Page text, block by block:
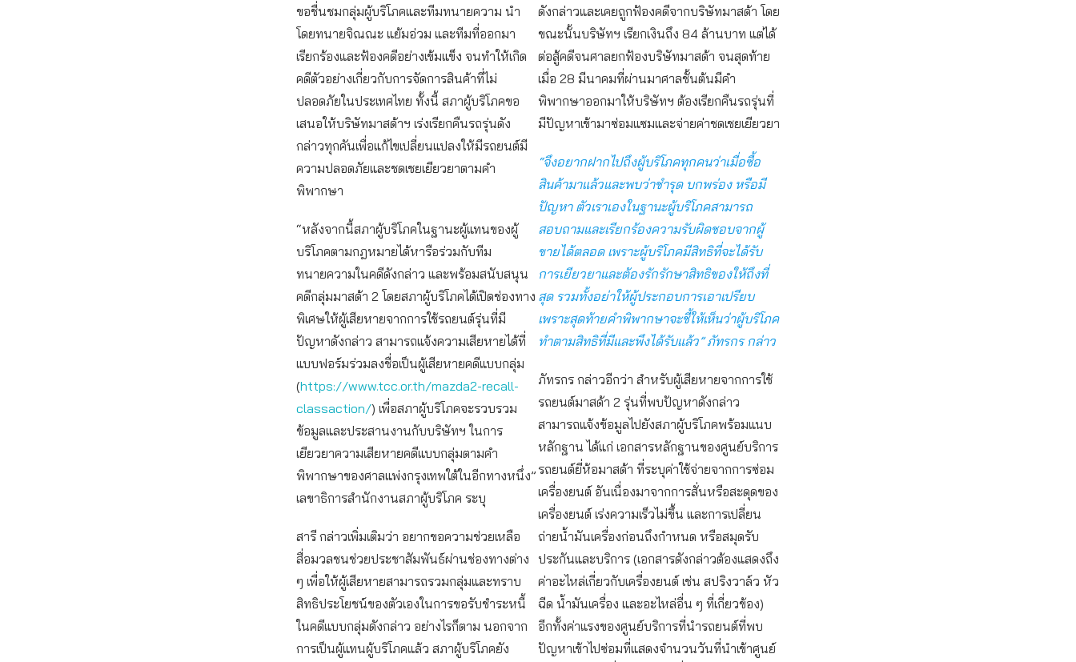
ขอชื่นชมกลุ่มผู้บริโภคและทีมทนายความ นำ
โดยทนายจิณณะ แย้มอ่วม และทีมที่ออกมา
เรียกร้องและฟ้องคดีอย่างเข้มแข็ง จนทำให้เกิด
คดีตัวอย่างเกี่ยวกับการจัดการสินค้าที่ไม่
ปลอดภัยในประเทศไทย ทั้งนี้ สภาผู้บริโภคขอ
เสนอให้บริษัทมาสด้าฯ เร่งเรียกคืนรถรุ่นดัง
กล่าวทุกคันเพื่อแก้ไขเปลี่ยนแปลงให้มีรถยนต์มี
ความปลอดภัยและชดเชยเยียวยาตามคำ
พิพากษา
“หลังจากนี้สภาผู้บริโภคในฐานะผู้แทนของผู้
บริโภคตามกฎหมายได้หารือร่วมกับทีม
ทนายความในคดีดังกล่าว และพร้อมสนับสนุน
คดีกลุ่มมาสด้า 2 โดยสภาผู้บริโภคได้เปิดช่องทาง
พิเศษให้ผู้เสียหายจากการใช้รถยนต์รุ่นที่มี
ปัญหาดังกล่าว สามารถแจ้งความเสียหายได้ที่
แบบฟอร์มร่วมลงชื่อเป็นผู้เสียหายคดีแบบกลุ่ม
(https://www.tcc.or.th/mazda2-recall-
classaction/) เพื่อสภาผู้บริโภคจะรวบรวม
ข้อมูลและประสานงานกับบริษัทฯ ในการ
เยียวยาความเสียหายคดีแบบกลุ่มตามคำ
พิพากษาของศาลแพ่งกรุงเทพใต้ในอีกทางหนึ่ง”
เลขาธิการสำนักงานสภาผู้บริโภค ระบุ
สารี กล่าวเพิ่มเติมว่า อยากขอความช่วยเหลือ
สื่อมวลชนช่วยประชาสัมพันธ์ผ่านช่องทางต่าง
ๆ เพื่อให้ผู้เสียหายสามารถรวมกลุ่มและทราบ
สิทธิประโยชน์ของตัวเองในการขอรับชำระหนี้
ในคดีแบบกลุ่มดังกล่าว อย่างไรก็ตาม นอกจาก
การเป็นผู้แทนผู้บริโภคแล้ว สภาผู้บริโภคยัง
ดังกล่าวและเคยถูกฟ้องคดีจากบริษัทมาสด้า โดย
ขณะนั้นบริษัทฯ เรียกเงินถึง 84 ล้านบาท แต่ได้
ต่อสู้คดีจนศาลยกฟ้องบริษัทมาสด้า จนสุดท้าย
เมื่อ 28 มีนาคมที่ผ่านมาศาลชั้นต้นมีคำ
พิพากษาออกมาให้บริษัทฯ ต้องเรียกคืนรถรุ่นที่
มีปัญหาเข้ามาซ่อมแซมและจ่ายค่าชดเชยเยียวยา
“จึงอยากฝากไปถึงผู้บริโภคทุกคนว่าเมื่อซื้อ
สินค้ามาแล้วและพบว่าชำรุด บกพร่อง หรือมี
ปัญหา ตัวเราเองในฐานะผู้บริโภคสามารถ
สอบถามและเรียกร้องความรับผิดชอบจากผู้
ขายได้ตลอด เพราะผู้บริโภคมีสิทธิที่จะได้รับ
การเยียวยาและต้องรักรักษาสิทธิของให้ถึงที่
สุด รวมทั้งอย่าให้ผู้ประกอบการเอาเปรียบ
เพราะสุดท้ายคำพิพากษาจะชี้ให้เห็นว่าผู้บริโภค
ทำตามสิทธิที่มีและพึงได้รับแล้ว” ภัทรกร กล่าว
ภัทรกร กล่าวอีกว่า สำหรับผู้เสียหายจากการใช้
รถยนต์มาสด้า 2 รุ่นที่พบปัญหาดังกล่าว
สามารถแจ้งข้อมูลไปยังสภาผู้บริโภคพร้อมแนบ
หลักฐาน ได้แก่ เอกสารหลักฐานของศูนย์บริการ
รถยนต์ยี่ห้อมาสด้า ที่ระบุค่าใช้จ่ายจากการซ่อม
เครื่องยนต์ อันเนื่องมาจากการสั่นหรือสะดุดของ
เครื่องยนต์ เร่งความเร็วไม่ขึ้น และการเปลี่ยน
ถ่ายน้ำมันเครื่องก่อนถึงกำหนด หรือสมุดรับ
ประกันและบริการ (เอกสารดังกล่าวต้องแสดงถึง
ค่าอะไหล่เกี่ยวกับเครื่องยนต์ เช่น สปริงวาล์ว หัว
ฉีด น้ำมันเครื่อง และอะไหล่อื่น ๆ ที่เกี่ยวข้อง)
อีกทั้งค่าแรงของศูนย์บริการที่นำรถยนต์ที่พบ
ปัญหาเข้าไปซ่อมที่แสดงจำนวนวันที่นำเข้าศูนย์